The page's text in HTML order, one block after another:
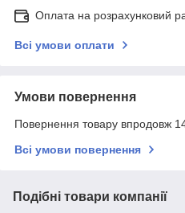
Оплата на розрахунковий
Всі умови оплати
Умови повернення
Повернення товару впродовж
Всі умови повернення
Подібні товари компанії